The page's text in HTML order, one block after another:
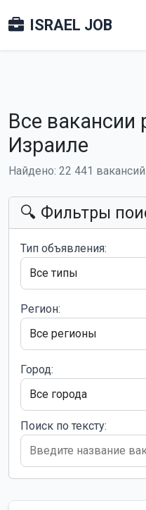
ISRAEL JOB
Все вакансии
Израиле
Найдено: 22 441 вакансий
🔍 Фильтры
Тип объявления:
Регион:
Город:
Поиск по тексту: